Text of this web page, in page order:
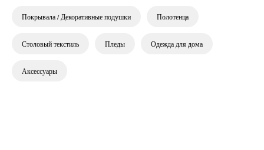
Покрывала / Декоративные подушки Полотенца
Столовый текстиль Пледы Одежда для дома
Аксессуары